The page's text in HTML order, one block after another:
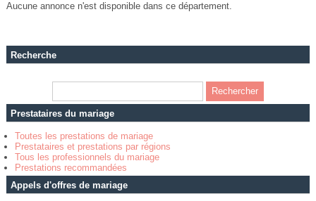
Aucune annonce n'est disponible dans ce département.
Recherche
Prestataires du mariage
Toutes les prestations de mariage
Prestataires et prestations par régions
Tous les professionnels du mariage
Prestations recommandées
Appels d'offres de mariage